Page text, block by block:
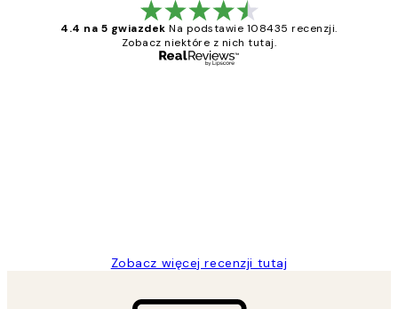
4.4 na 5 gwiazdek Na podstawie 108435 recenzji.
Zobacz niektóre z nich tutaj.
Zobacz więcej recenzji tutaj